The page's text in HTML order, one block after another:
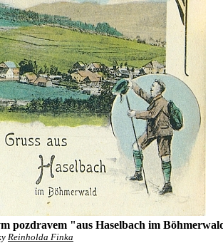
pozdravem "aus Haselbach im
Reinholda Finka